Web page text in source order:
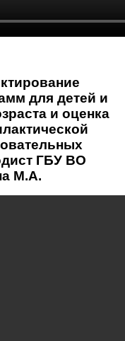
для детей и
и оценка
ГБУ ВО
М.А.